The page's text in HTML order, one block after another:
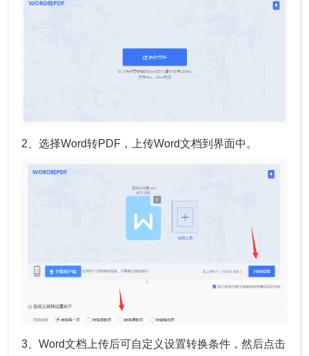
2、选择Word转PDF，上传Word文档到界面中。
3、Word文档上传后可自定义设置转换条件，然后点击